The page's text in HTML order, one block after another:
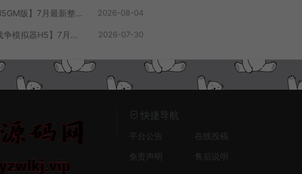
三网H5塔防游戏【小小梦魇H5GM版】7月最新整理Linux手工服务端+Win一键服务端+解压即玩+简易安卓客户端+详细搭建教程 2026-08-04
三网H5塔防游戏【植物僵尸战争模拟器H5】7月最新整理Linux手工服务端+Win一键服务端+解压即玩+简易安卓客户端+详细搭建教程 2026-07-30
快捷导航
平台公告
在线投稿
免责声明
售后说明
安和桥(女生版) - 白允y
思绪云端（Fire Mix） - DJFire